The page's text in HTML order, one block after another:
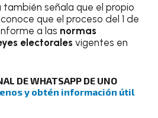
también señala que el propio
que el proceso del 1 de
a las normas
electorales vigentes en
DE WHATSAPP DE UNO
y obtén información útil